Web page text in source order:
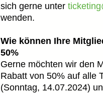
sich gerne unter
wenden.
Wie können Ihre
50%
Gerne möchten wir den
Rabatt von 50% auf alle
(Sonntag, 14.07.2024)